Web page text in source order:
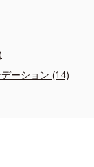
ーション (14)